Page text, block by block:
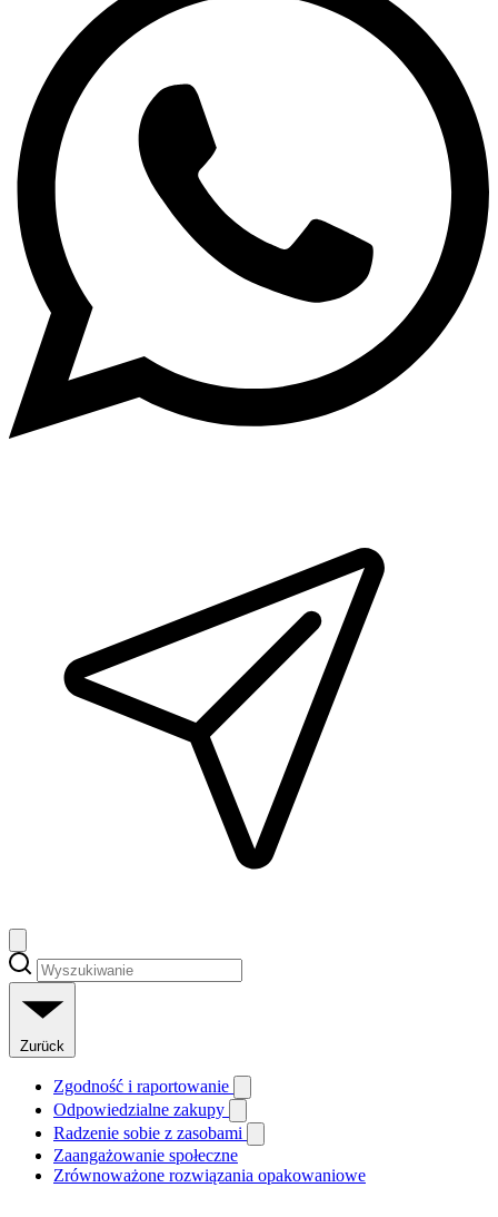
Zurück
Zgodność i raportowanie
Odpowiedzialne zakupy
Radzenie sobie z zasobami
Zaangażowanie społeczne
Zrównoważone rozwiązania opakowaniowe